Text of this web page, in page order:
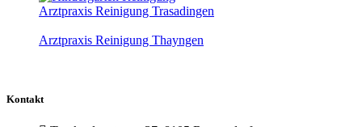
Arztpraxis Reinigung Trasadingen
Arztpraxis Reinigung Thayngen
Kontakt